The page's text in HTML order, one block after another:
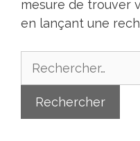
mesure de trouver
en lançant une
Rechercher :